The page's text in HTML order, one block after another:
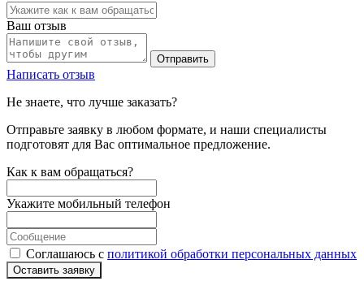
Ваш отзыв
Отправить
Написать отзыв
Не знаете, что лучше заказать?
Отправьте заявку в любом формате, и наши специалисты
подготовят для Вас оптимальное предложение.
Как к вам обращаться?
Укажите мобильный телефон
Соглашаюсь с политикой обработки персональных данных
Оставить заявку